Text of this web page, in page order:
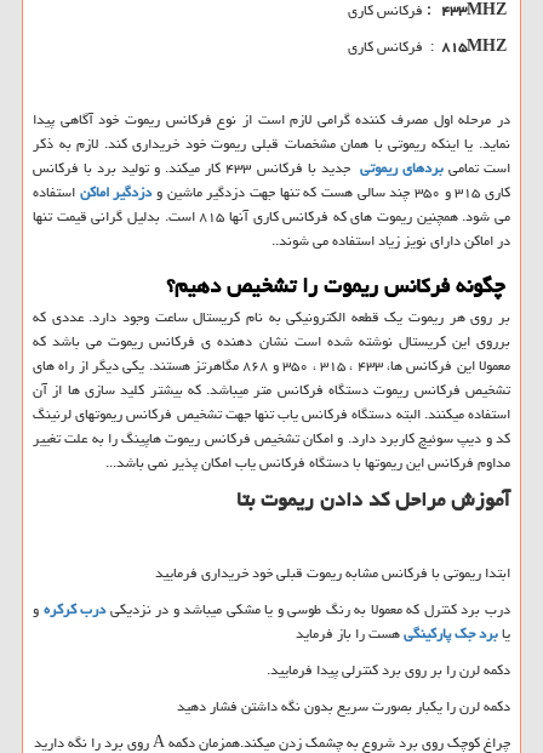
۴۳۳MHZ : فرکانس کاری
۸۱۵MHZ : فرکانس کاری
در مرحله اول مصرف کننده گرامی لازم است از نوع فرکانس ریموت خود آگاهی پیدا
نماید. یا اینکه ریموتی با همان مشخصات قبلی ریموت خود خریداری کند. لازم به ذکر
است تمامیبردهای ریموتی
جدید با فرکانس ۴۳۳ کار میکند. و تولید برد با فرکانس
کاری ۳۱۵ و ۳۵۰ چند سالی هست که تنها جهت دزدگیر ماشین و
دزدگیر اماکناستفاده
می شود. همچنین ریموت های که فرکانس کاری آنها ۸۱۵ است. بدلیل گرانی قیمت تنها
در اماکن دارای نویز زیاد استفاده می شوند..
چگونه فرکانس ریموت را تشخیص دهیم؟
بر روی هر ریموت یک قطعه الکترونیکی به نام کریستال ساعت وجود دارد. عددی که
برروی این کریستال نوشته شده است نشان دهنده ی فرکانس ریموت می باشد که
معمولا این فرکانس ها، ۴۳۳ ، ۳۱۵ ، ۳۵۰ و ۸۶۸ مگاهرتز هستند. یکی دیگر از راه های
تشخیص فرکانس ریموت دستگاه فرکانس متر میباشد. که بیشتر کلید سازی ها از آن
استفاده میکنند. البته دستگاه فرکانس یاب تنها جهت تشخیص فرکانس ریموتهای لرنینگ
کد و دیپ سوئیچ کاربرد دارد. و امکان تشخیص فرکانس ریموت هاپینگ را به علت تغییر
مداوم فرکانس این ریموتها با دستگاه فرکانس یاب امکان پذیر نمی باشد...
آموزش مراحل کد دادن ریموت بتا
ابتدا ریموتی با فرکانس مشابه ریموت قبلی خود خریداری فرمایید
درب برد کنترل که معمولا به رنگ طوسی و یا مشکی میباشد و در نزدیکیدرب کرکرهو
یابرد جک پارکینگیهست را باز فرماید
دکمه لرن را بر روی برد کنترلی پیدا فرمایید.
دکمه لرن را یکبار بصورت سریع بدون نگه داشتن فشار دهید
چراغ کوچک روی برد شروع به چشمک زدن میکند.همزمان دکمه A روی برد را نگه دارید